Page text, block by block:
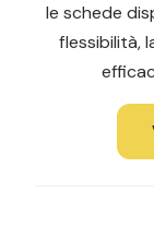
le schede
flessibilità,